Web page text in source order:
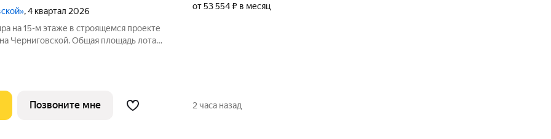
, 4 квартал 2026
на 15-м этаже в строящемся проекте
Черниговской. Общая площадь лота
зону. Номер квартиры - 383.
от 53 554 ₽ в месяц
Позвоните мне 2 часа назад